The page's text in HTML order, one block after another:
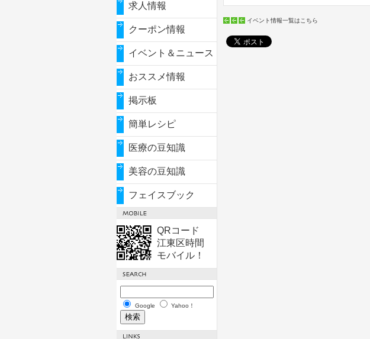
求人情報
クーポン情報
イベント＆ニュース
おススメ情報
掲示板
簡単レシピ
医療の豆知識
美容の豆知識
フェイスブック
QRコード
江東区時間
モバイル！
Google Yahoo！
イベント情報一覧はこちら